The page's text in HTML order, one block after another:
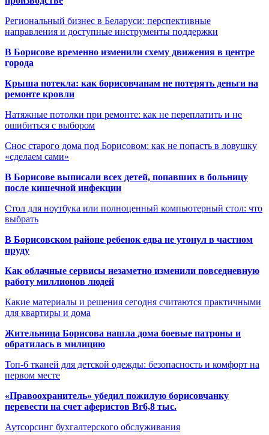
Региональный бизнес в Беларуси: перспективные
направления и доступные инструменты поддержки
В Борисове временно изменили схему движения в центре
города
Крыша потекла: как борисовчанам не потерять деньги на
ремонте кровли
Натяжные потолки при ремонте: как не переплатить и не
ошибиться с выбором
Снос старого дома под Борисовом: как не попасть в ловушку
«сделаем сами»
В Борисове выписали всех детей, попавших в больницу
после кишечной инфекции
Стол для ноутбука или полноценный компьютерный стол: что
выбрать
В Борисовском районе ребенок едва не утонул в частном
пруду
Как облачные сервисы незаметно изменили повседневную
работу миллионов людей
Какие материалы и решения сегодня считаются практичными
для квартиры и дома
Жительница Борисова нашла дома боевые патроны и
обратилась в милицию
Топ-6 тканей для детской одежды: безопасность и комфорт на
первом месте
«Правоохранитель» убедил пожилую борисовчанку
перевести на счет аферистов Br6,8 тыс.
Аутсорсинг бухгалтерского обслуживания